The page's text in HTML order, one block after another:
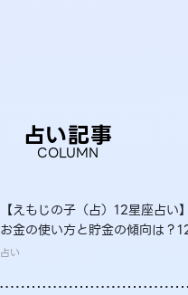
占い記事
COLUMN
【えもじの子（占）12星座占い
お金の使い方と貯金の傾向は？
底解説
占い